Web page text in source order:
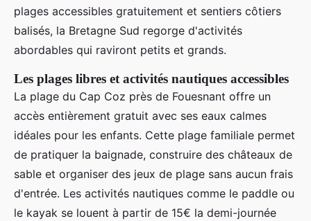
plages accessibles gratuitement et sentiers côtiers
balisés, la Bretagne Sud regorge d'activités
abordables qui raviront petits et grands.
Les plages libres et activités nautiques accessibles
La plage du Cap Coz près de Fouesnant offre un
accès entièrement gratuit avec ses eaux calmes
idéales pour les enfants. Cette plage familiale permet
de pratiquer la baignade, construire des châteaux de
sable et organiser des jeux de plage sans aucun frais
d'entrée. Les activités nautiques comme le paddle ou
le kayak se louent à partir de 15€ la demi-journée